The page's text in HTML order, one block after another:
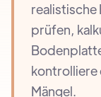
realistische
prüfen,
kontrolliere
Mängel.